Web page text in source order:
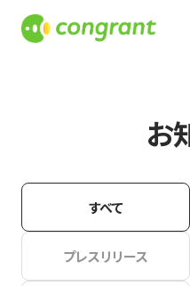
お
すべて
プレスリリース